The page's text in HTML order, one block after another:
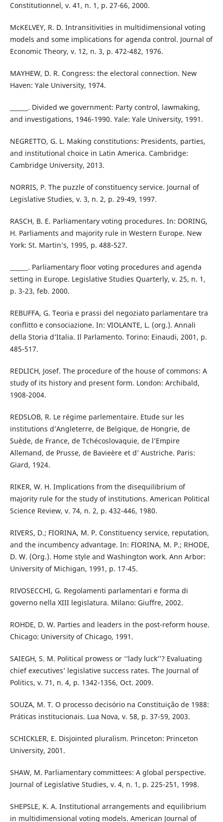
Constitutionnel, v. 41, n. 1, p. 27-66, 2000.
McKELVEY, R. D. Intransitivities in multidimensional voting
models and some implications for agenda control. Journal of
Economic Theory, v. 12, n. 3, p. 472-482, 1976.
MAYHEW, D. R. Congress: the electoral connection. New
Haven: Yale University, 1974.
______. Divided we government: Party control, lawmaking,
and investigations, 1946-1990. Yale: Yale University, 1991.
NEGRETTO, G. L. Making constitutions: Presidents, parties,
and institutional choice in Latin America. Cambridge:
Cambridge University, 2013.
NORRIS, P. The puzzle of constituency service. Journal of
Legislative Studies, v. 3, n. 2, p. 29-49, 1997.
RASCH, B. E. Parliamentary voting procedures. In: DORING,
H. Parliaments and majority rule in Western Europe. New
York: St. Martin’s, 1995, p. 488-527.
______. Parliamentary floor voting procedures and agenda
setting in Europe. Legislative Studies Quarterly, v. 25, n. 1,
p. 3-23, feb. 2000.
REBUFFA, G. Teoria e prassi del negoziato parlamentare tra
conflitto e consociazione. In: VIOLANTE, L. (org.). Annali
della Storia d’Italia. Il Parlamento. Torino: Einaudi, 2001, p.
485-517.
REDLICH, Josef. The procedure of the house of commons: A
study of its history and present form. London: Archibald,
1908-2004.
REDSLOB, R. Le régime parlementaire. Etude sur les
institutions d’Angleterre, de Belgique, de Hongrie, de
Suède, de France, de Tchécoslovaquie, de l’Empire
Allemand, de Prusse, de Bavieère et d’ Austriche. Paris:
Giard, 1924.
RIKER, W. H. Implications from the disequilibrium of
majority rule for the study of institutions. American Political
Science Review, v. 74, n. 2, p. 432-446, 1980.
RIVERS, D.; FIORINA, M. P. Constituency service, reputation,
and the incumbency advantage. In: FIORINA, M. P.; RHODE,
D. W. (Org.). Home style and Washington work. Ann Arbor:
University of Michigan, 1991, p. 17-45.
RIVOSECCHI, G. Regolamenti parlamentari e forma di
governo nella XIII legislatura. Milano: Giuffre, 2002.
ROHDE, D. W. Parties and leaders in the post-reform house.
Chicago: University of Chicago, 1991.
SAIEGH, S. M. Political prowess or ‘‘lady luck’’? Evaluating
chief executives’ legislative success rates. The Journal of
Politics, v. 71, n. 4, p. 1342-1356, Oct. 2009.
SOUZA, M. T. O processo decisório na Constituição de 1988:
Práticas institucionais. Lua Nova, v. 58, p. 37-59, 2003.
SCHICKLER, E. Disjointed pluralism. Princeton: Princeton
University, 2001.
SHAW, M. Parliamentary committees: A global perspective.
Journal of Legislative Studies, v. 4, n. 1, p. 225-251, 1998.
SHEPSLE, K. A. Institutional arrangements and equilibrium
in multidimensional voting models. American Journal of